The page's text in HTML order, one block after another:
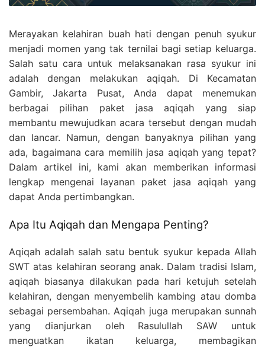
Merayakan kelahiran buah hati dengan penuh syukur
menjadi momen yang tak ternilai bagi setiap keluarga.
Salah satu cara untuk melaksanakan rasa syukur ini
adalah dengan melakukan aqiqah. Di Kecamatan
Gambir, Jakarta Pusat, Anda dapat menemukan
berbagai pilihan paket jasa aqiqah yang siap
membantu mewujudkan acara tersebut dengan mudah
dan lancar. Namun, dengan banyaknya pilihan yang
ada, bagaimana cara memilih jasa aqiqah yang tepat?
Dalam artikel ini, kami akan memberikan informasi
lengkap mengenai layanan paket jasa aqiqah yang
dapat Anda pertimbangkan.
Apa Itu Aqiqah dan Mengapa Penting?
Aqiqah adalah salah satu bentuk syukur kepada Allah
SWT atas kelahiran seorang anak. Dalam tradisi Islam,
aqiqah biasanya dilakukan pada hari ketujuh setelah
kelahiran, dengan menyembelih kambing atau domba
sebagai persembahan. Aqiqah juga merupakan sunnah
yang dianjurkan oleh Rasulullah SAW untuk
menguatkan ikatan keluarga, membagikan